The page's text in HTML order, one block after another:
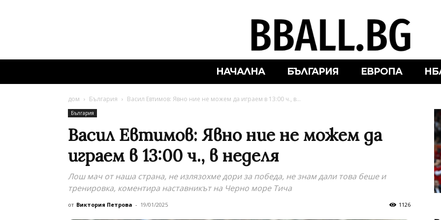
НАЧАЛНА БЪЛГАРИЯ ЕВРОПА
дом България Васил Евтимов: Явно ние не можем да играем в 13:00 ч., в...
България
Васил Евтимов: Явно ние не можем да
играем в 13:00 ч., в неделя
Лош мач от наша страна, не излязохме дори за победа, не знам дали това беше и
тренировка, коментира наставникът на Черно море Тича
от Виктория Петрова - 19/01/2025 1126